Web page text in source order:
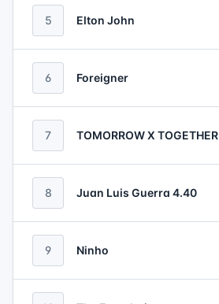
5 Elton John
6 Foreigner
7 TOMORROW X TOGETHER
8 Juan Luis Guerra 4.40
9 Ninho